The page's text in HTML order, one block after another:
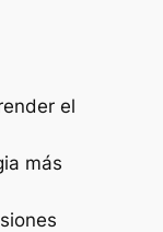
el
más